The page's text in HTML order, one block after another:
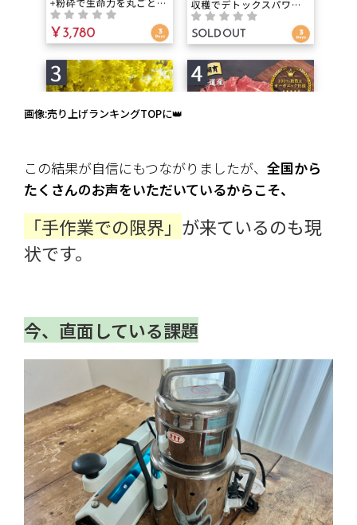
画像:売り上げランキングTOPに👑
この結果が自信にもつながりましたが、 全国から
たくさんのお声をいただいているからこそ、
「手作業での限界」 が来ているのも現
状です。
今、直面している課題